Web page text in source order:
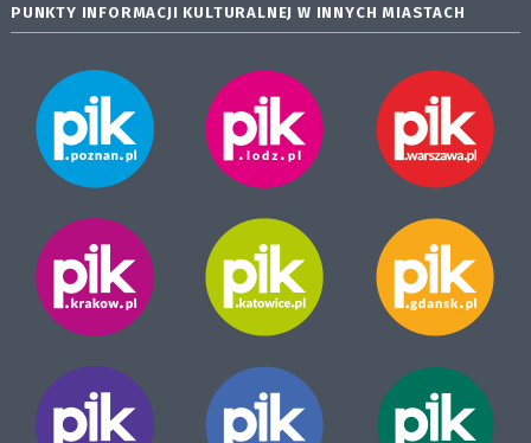
PUNKTY INFORMACJI KULTURALNEJ W INNYCH MIASTACH